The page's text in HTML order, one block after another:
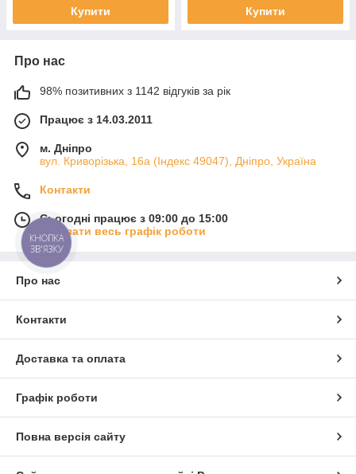
Купити Купити
Про нас
98% позитивних з 1142 відгуків за рік
Працює з 14.03.2011
м. Дніпро
вул. Криворізька, 16а (Індекс 49047), Дніпро, Україна
Контакти
Сьогодні працює з 09:00 до 15:00
Показати весь графік роботи
Про нас
Контакти
Доставка та оплата
Графік роботи
Повна версія сайту
КНОПКА
ЗВ'ЯЗКУ